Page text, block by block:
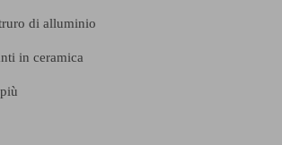
di alluminio
in ceramica